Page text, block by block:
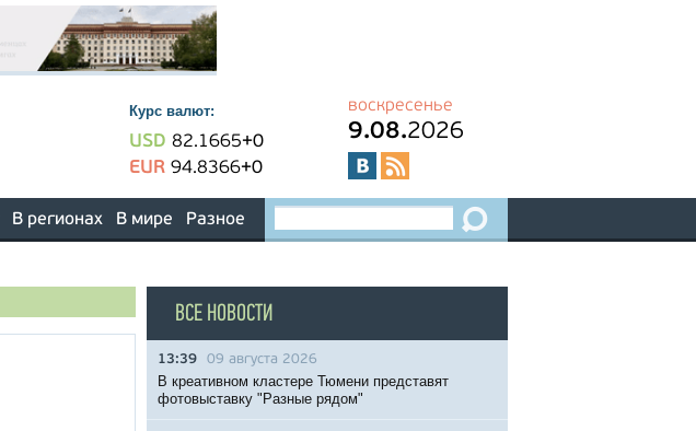
Курс валют:
USD 82.1665+0
EUR 94.8366+0
воскресенье
9.08.2026
В регионах В мире Разное
ВСЕ НОВОСТИ
13:39 09 августа 2026
В креативном кластере Тюмени представят
фотовыставку "Разные рядом"